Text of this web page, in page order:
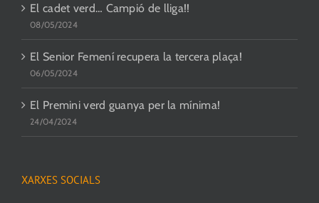
El cadet verd… Campió de lliga!!
08/05/2024
El Senior Femení recupera la tercera plaça!
06/05/2024
El Premini verd guanya per la mínima!
24/04/2024
XARXES SOCIALS